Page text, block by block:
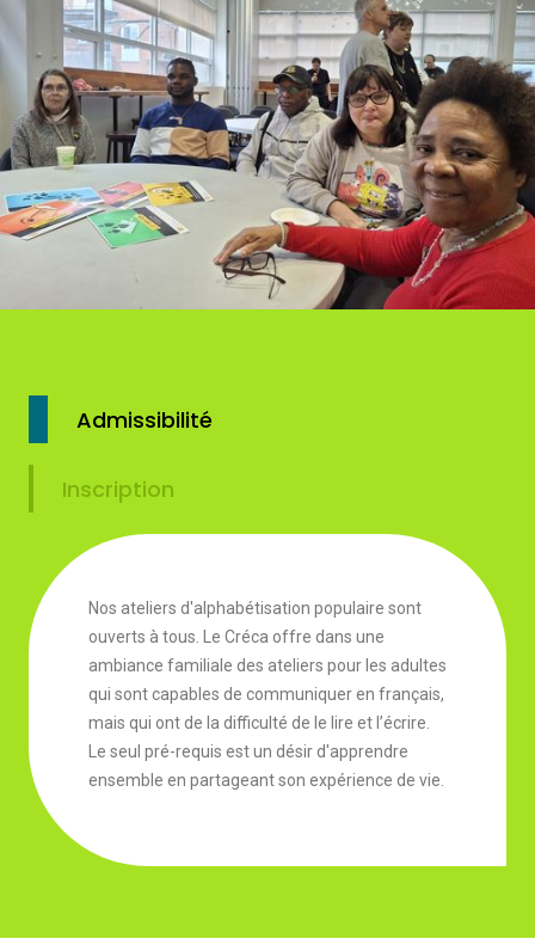
Admissibilité
Inscription
Nos ateliers d'alphabétisation populaire sont
ouverts à tous. Le Créca offre dans une
ambiance familiale des ateliers pour les adultes
qui sont capables de communiquer en français,
mais qui ont de la difficulté de le lire et l’écrire.
Le seul pré-requis est un désir d'apprendre
ensemble en partageant son expérience de vie.